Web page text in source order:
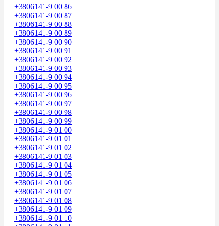
+3806141-9 00 86
+3806141-9 00 87
+3806141-9 00 88
+3806141-9 00 89
+3806141-9 00 90
+3806141-9 00 91
+3806141-9 00 92
+3806141-9 00 93
+3806141-9 00 94
+3806141-9 00 95
+3806141-9 00 96
+3806141-9 00 97
+3806141-9 00 98
+3806141-9 00 99
+3806141-9 01 00
+3806141-9 01 01
+3806141-9 01 02
+3806141-9 01 03
+3806141-9 01 04
+3806141-9 01 05
+3806141-9 01 06
+3806141-9 01 07
+3806141-9 01 08
+3806141-9 01 09
+3806141-9 01 10